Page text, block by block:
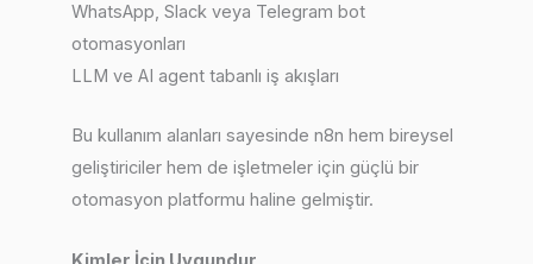
WhatsApp, Slack veya Telegram bot
otomasyonları
LLM ve AI agent tabanlı iş akışları
Bu kullanım alanları sayesinde n8n hem bireysel
geliştiriciler hem de işletmeler için güçlü bir
otomasyon platformu haline gelmiştir.